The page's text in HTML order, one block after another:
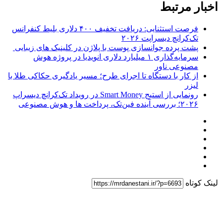
اخبار مرتبط
فرصت استثنایی: دریافت تخفیف ۴۰۰ دلاری بلیط کنفرانس
تک‌کرانچ دیسراپت ۲۰۲۶
پشت پرده جوانسازی پوست با پلاژن در کلینیک های زیبایی
سرمایه‌گذاری ۱ میلیارد دلاری انویدیا در پروژه هوش
مصنوعی ناور
از کار با دستگاه تا اجرای طرح؛ مسیر یادگیری حکاکی طلا با
لیزر
رونمایی از استیج Smart Money در رویداد تک‌کرانچ دیسراپ
۲۰۲۶؛ بررسی آینده فین‌تک، پرداخت‌ ها و هوش مصنوعی
لینک کوتاه